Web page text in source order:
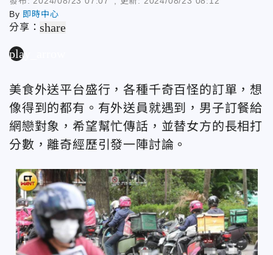
By 即時中心
分享：share
play_arrow
美食外送平台盛行，各種千奇百怪的訂單，想
像得到的都有。有外送員就遇到，男子訂餐給
網戀對象，希望幫忙傳話，並替女方的長相打
分數，離奇經歷引發一陣討論。